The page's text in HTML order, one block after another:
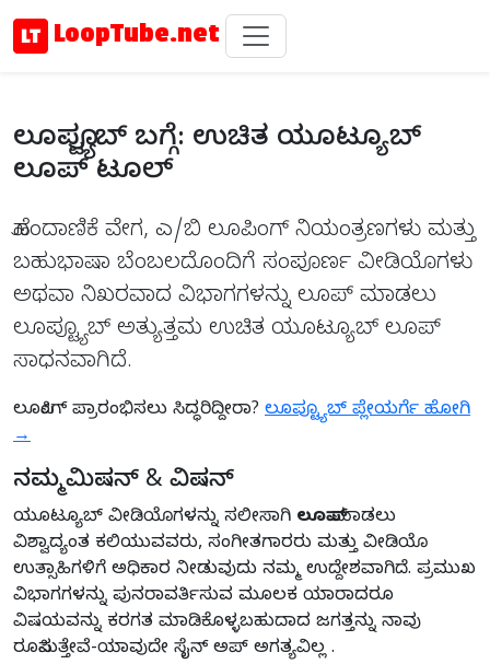
LoopTube.net
ಲೂಪ್ಟ್ಯೂಬ್ ಬಗ್ಗೆ: ಉಚಿತ ಯೂಟ್ಯೂಬ್
ಲೂಪ್ ಟೂಲ್
ಹೊಂದಾಣಿಕೆ ವೇಗ, ಎ/ಬಿ ಲೂಪಿಂಗ್ ನಿಯಂತ್ರಣಗಳು ಮತ್ತು
ಬಹುಭಾಷಾ ಬೆಂಬಲದೊಂದಿಗೆ ಸಂಪೂರ್ಣ ವೀಡಿಯೊಗಳು
ಅಥವಾ ನಿಖರವಾದ ವಿಭಾಗಗಳನ್ನು ಲೂಪ್ ಮಾಡಲು
ಲೂಪ್ಟ್ಯೂಬ್ ಅತ್ಯುತ್ತಮ ಉಚಿತ ಯೂಟ್ಯೂಬ್ ಲೂಪ್
ಸಾಧನವಾಗಿದೆ.
ಲೂಪಿಂಗ್ ಪ್ರಾರಂಭಿಸಲು ಸಿದ್ಧರಿದ್ದೀರಾ? ಲೂಪ್ಟ್ಯೂಬ್ ಪ್ಲೇಯರ್ಗೆ ಹೋಗಿ
→
ನಮ್ಮ ಮಿಷನ್ & ವಿಷನ್
ಯೂಟ್ಯೂಬ್ ವೀಡಿಯೊಗಳನ್ನು ಸಲೀಸಾಗಿ ಲೂಪ್ಮಾಡಲು
ವಿಶ್ವಾದ್ಯಂತ ಕಲಿಯುವವರು, ಸಂಗೀತಗಾರರು ಮತ್ತು ವೀಡಿಯೊ
ಉತ್ಸಾಹಿಗಳಿಗೆ ಅಧಿಕಾರ ನೀಡುವುದು ನಮ್ಮ ಉದ್ದೇಶವಾಗಿದೆ. ಪ್ರಮುಖ
ವಿಭಾಗಗಳನ್ನು ಪುನರಾವರ್ತಿಸುವ ಮೂಲಕ ಯಾರಾದರೂ
ವಿಷಯವನ್ನು ಕರಗತ ಮಾಡಿಕೊಳ್ಳಬಹುದಾದ ಜಗತ್ತನ್ನು ನಾವು
ರೂಪಿಸುತ್ತೇವೆ-ಯಾವುದೇ ಸೈನ್ ಅಪ್ ಅಗತ್ಯವಿಲ್ಲ .